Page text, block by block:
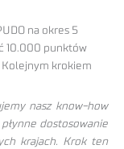
na okres 5
10.000 punktów
Kolejnym krokiem
nasz know-how
dostosowanie
krajach. Krok ten